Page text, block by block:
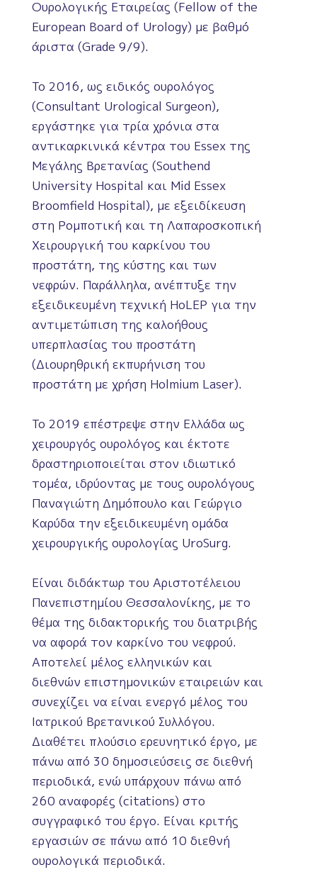
Ουρολογικής Εταιρείας (Fellow of the
European Board of Urology) με βαθμό
άριστα (Grade 9/9).
To 2016, ως ειδικός ουρολόγος
(Consultant Urological Surgeon),
εργάστηκε για τρία χρόνια στα
αντικαρκινικά κέντρα του Essex της
Μεγάλης Βρετανίας (Southend
University Hospital και Mid Essex
Broomfield Hospital), με εξειδίκευση
στη Ρομποτική και τη Λαπαροσκοπική
Χειρουργική του καρκίνου του
προστάτη, της κύστης και των
νεφρών. Παράλληλα, ανέπτυξε την
εξειδικευμένη τεχνική HoLEP για την
αντιμετώπιση της καλοήθους
υπερπλασίας του προστάτη
(Διουρηθρική εκπυρήνιση του
προστάτη με χρήση Holmium Laser).
To 2019 επέστρεψε στην Ελλάδα ως
χειρουργός ουρολόγος και έκτοτε
δραστηριοποιείται στον ιδιωτικό
τομέα, ιδρύοντας με τους ουρολόγους
Παναγιώτη Δημόπουλο και Γεώργιο
Καρύδα την εξειδικευμένη ομάδα
χειρουργικής ουρολογίας UroSurg.
Είναι διδάκτωρ του Αριστοτέλειου
Πανεπιστημίου Θεσσαλονίκης, με το
θέμα της διδακτορικής του διατριβής
να αφορά τον καρκίνο του νεφρού.
Αποτελεί μέλος ελληνικών και
διεθνών επιστημονικών εταιρειών και
συνεχίζει να είναι ενεργό μέλος του
Ιατρικού Βρετανικού Συλλόγου.
Διαθέτει πλούσιο ερευνητικό έργο, με
πάνω από 30 δημοσιεύσεις σε διεθνή
περιοδικά, ενώ υπάρχουν πάνω από
260 αναφορές (citations) στο
συγγραφικό του έργο. Είναι κριτής
εργασιών σε πάνω από 10 διεθνή
ουρολογικά περιοδικά.